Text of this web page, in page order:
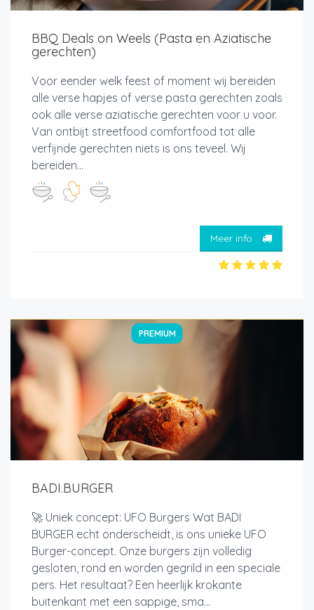
BBQ Deals on Weels (Pasta en Aziatische
gerechten)
Voor eender welk feest of moment wij bereiden
alle verse hapjes of verse pasta gerechten zoals
ook alle verse aziatische gerechten voor u voor.
Van ontbijt streetfood comfortfood tot alle
verfijnde gerechten niets is ons teveel. Wij
bereiden...
Meer info
PREMIUM
BADI.BURGER
🚀 Uniek concept: UFO Burgers Wat BADI
BURGER echt onderscheidt, is ons unieke UFO
Burger-concept. Onze burgers zijn volledig
gesloten, rond en worden gegrild in een speciale
pers. Het resultaat? Een heerlijk krokante
buitenkant met een sappige, sma...